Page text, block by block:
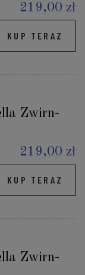
219,00 zł
KUP TERAZ
Zwirn-
219,00 zł
KUP TERAZ
Zwirn-